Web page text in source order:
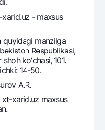
xarid.uz - maxsus
quyidagi manzilga
Respublikasi,
koʻchasi, 101.
14-50.
A.R.
xarid.uz maxsus